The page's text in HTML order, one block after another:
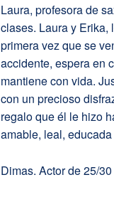
Laura, profesora de
clases. Laura y Erika,
primera vez que se
accidente, espera en
mantiene con vida.
con un precioso
regalo que él le hizo
amable, leal,
Dimas. Actor de 25/